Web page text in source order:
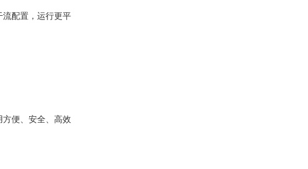
流配置，运行更平
便、安全、高效